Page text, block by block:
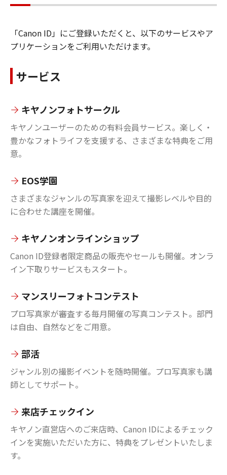
「Canon ID」にご登録いただくと、以下のサービスやア
プリケーションをご利用いただけます。
サービス
キヤノンフォトサークル
キヤノンユーザーのための有料会員サービス。楽しく・
豊かなフォトライフを支援する、さまざまな特典をご用
意。
EOS学園
さまざまなジャンルの写真家を迎えて撮影レベルや目的
に合わせた講座を開催。
キヤノンオンラインショップ
Canon ID登録者限定商品の販売やセールも開催。オンラ
イン下取りサービスもスタート。
マンスリーフォトコンテスト
プロ写真家が審査する毎月開催の写真コンテスト。部門
は自由、自然などをご用意。
部活
ジャンル別の撮影イベントを随時開催。プロ写真家も講
師としてサポート。
来店チェックイン
キヤノン直営店へのご来店時、Canon IDによるチェック
インを実施いただいた方に、特典をプレゼントいたしま
す。